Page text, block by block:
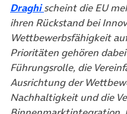
Draghischeint die EU
ihren Rückstand bei
Wettbewerbsfähigkeit
Prioritäten gehören
Führungsrolle, die
Ausrichtung der
Nachhaltigkeit und die